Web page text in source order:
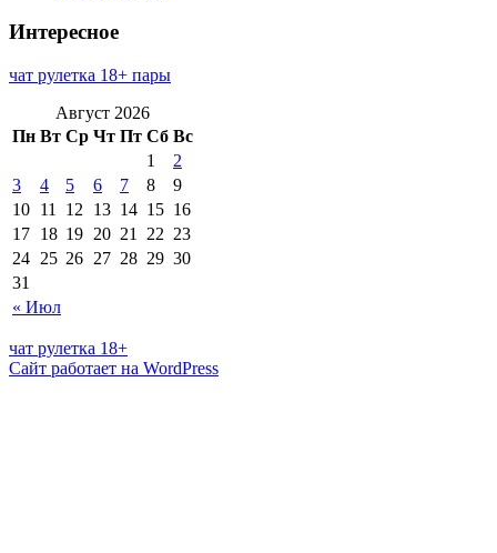
Интересное
чат рулетка 18+ пары
Август 2026
Пн Вт Ср Чт Пт Сб Вс
« Июл
1
2
3
4 5 6 7 8
9
10 11 12 13 14 15 16
17 18 19 20 21 22 23
24 25 26 27 28 29 30
31
чат рулетка 18+
Сайт работает на WordPress